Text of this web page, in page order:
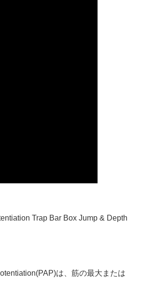
Trap Bar Box Jump & Depth
は、筋の最大または